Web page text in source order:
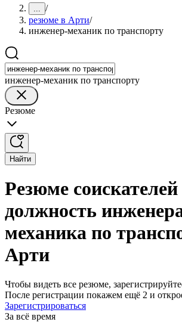
... /
резюме в Арти/
инженер-механик по транспорту
инженер-механик по транспорту
Резюме
Найти
Резюме
должность
механика по
Арти
Чтобы видеть все резюме,
После регистрации покажем ещё 2 и
Зарегистрироваться
За всё время